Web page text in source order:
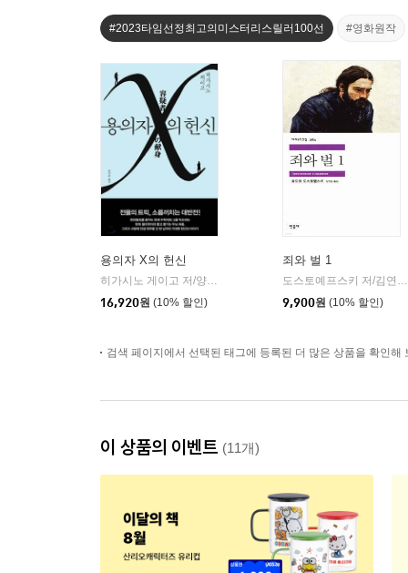
#2023타임선정최고의미스터리스릴러100선 #영화원작
용의자 X의 헌신
히가시노 게이고 저/양억관 역
16,920원 (10% 할인)
죄와 벌 1
도스토예프스키 저/김연경 역
9,900원 (10% 할인)
검색 페이지에서 선택된 태그에 등록된 더 많은 상품을 확인해
이 상품의 이벤트 (11개)